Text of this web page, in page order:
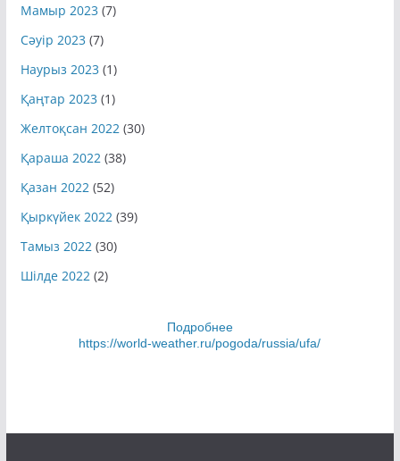
Мамыр 2023 (7)
Сәуір 2023 (7)
Наурыз 2023 (1)
Қаңтар 2023 (1)
Желтоқсан 2022(30)
Қараша 2022(38)
Қазан 2022(52)
Қыркүйек 2022(39)
Тамыз 2022(30)
Шілде 2022(2)
Подробнее
https://world-weather.ru/pogoda/russia/ufa/